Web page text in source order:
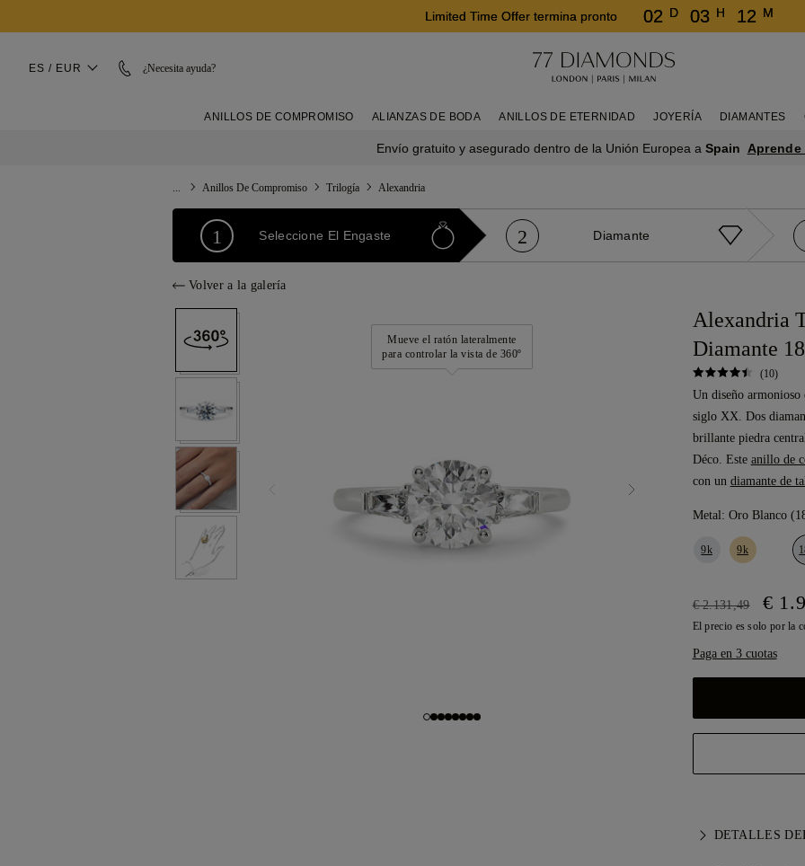
Limited Time Offer termina pronto 02 D 03 H 12 M
ES / EUR ¿Necesita ayuda?
ANILLOS DE COMPROMISO ALIANZAS DE BODA ANILLOS DE ETERNIDAD JOYERÍA DIAMANTES
Envío gratuito y asegurado dentro de la Unión Europea a Spain Aprende
Anillos De Compromiso Trilogía Alexandria
1 Seleccione El Engaste 2 Diamante
Volver a la galería
Mueve el ratón lateralmente
para controlar la vista de 360º
Alexandria
Diamante
(10)
Un diseño armonioso
siglo XX. Dos
brillante piedra
Déco. Este anillo de
con un diamante de
Metal: Oro Blanco
9k 9k
€ 2.131,49 €
El precio es solo por la
Paga en 3 cuotas
DETALLES